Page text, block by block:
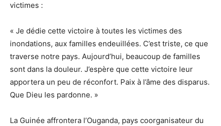
victimes :
« Je dédie cette victoire à toutes les victimes des
inondations, aux familles endeuillées. C’est triste, ce que
traverse notre pays. Aujourd’hui, beaucoup de familles
sont dans la douleur. J’espère que cette victoire leur
apportera un peu de réconfort. Paix à l’âme des disparus.
Que Dieu les pardonne. »
La Guinée affrontera l’Ouganda, pays coorganisateur du